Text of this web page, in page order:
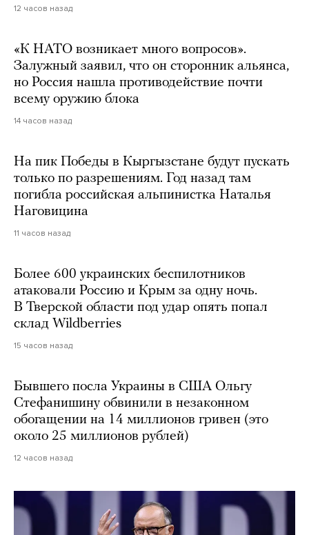
12 часов назад
«К НАТО возникает много вопросов».
Залужный заявил, что он сторонник альянса,
но Россия нашла противодействие почти
всему оружию блока
14 часов назад
На пик Победы в Кыргызстане будут пускать
только по разрешениям. Год назад там
погибла российская альпинистка Наталья
Наговицина
11 часов назад
Более 600 украинских беспилотников
атаковали Россию и Крым за одну ночь.
В Тверской области под удар опять попал
склад Wildberries
15 часов назад
Бывшего посла Украины в США Ольгу
Стефанишину обвинили в незаконном
обогащении на 14 миллионов гривен (это
около 25 миллионов рублей)
12 часов назад